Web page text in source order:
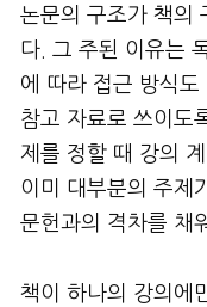
논문의 구조가 책의
다. 그 주된 이유는
에 따라 접근 방식
참고 자료로 쓰이도
제를 정할 때 강의
이미 대부분의 주제
문헌과의 격차를 채
책이 하나의 강의에